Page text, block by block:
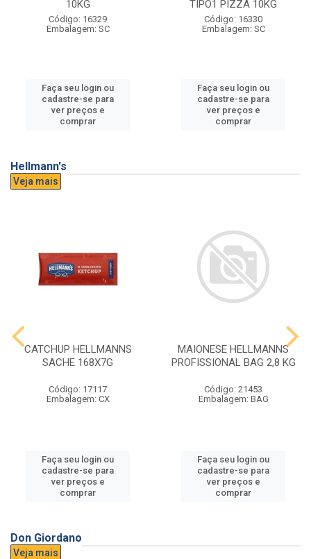
10KG
Código: 16329
Embalagem: SC
Faça seu login ou
cadastre-se para
ver preços e
comprar
TIPO1 PIZZA 10KG
Código: 16330
Embalagem: SC
Faça seu login ou
cadastre-se para
ver preços e
comprar
Hellmann's
Veja mais
CATCHUP HELLMANNS
SACHE 168X7G
Código: 17117
Embalagem: CX
Faça seu login ou
cadastre-se para
ver preços e
comprar
MAIONESE HELLMANNS
PROFISSIONAL BAG 2,8 KG
Código: 21453
Embalagem: BAG
Faça seu login ou
cadastre-se para
ver preços e
comprar
Don Giordano
Veja mais